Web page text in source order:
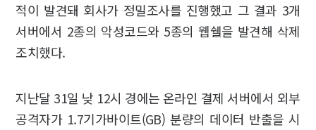
적이 발견돼 회사가 정밀조사를 진행했고 그 결과 3개
서버에서 2종의 악성코드와 5종의 웹쉘을 발견해 삭제
조치했다.
지난달 31일 낮 12시 경에는 온라인 결제 서버에서 외부
공격자가 1.7기가바이트(GB) 분량의 데이터 반출을 시